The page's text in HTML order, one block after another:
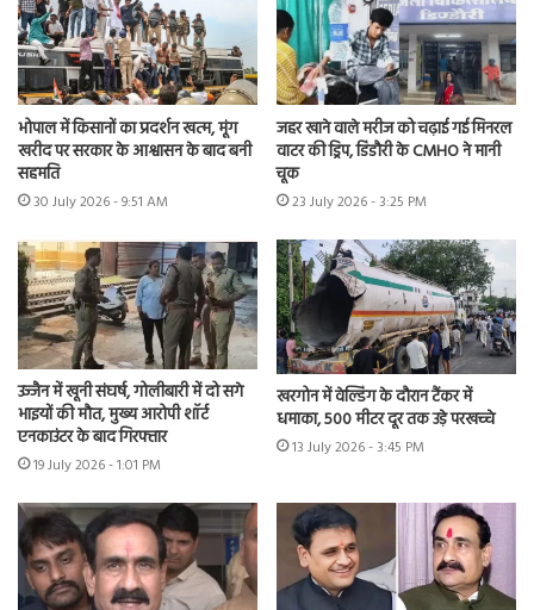
भोपाल में किसानों का प्रदर्शन खत्म, मूंग
खरीद पर सरकार के आश्वासन के बाद बनी
सहमति
30 July 2026 - 9:51 AM
जहर खाने वाले मरीज को चढ़ाई गई मिनरल
वाटर की ड्रिप, डिंडौरी के CMHO ने मानी
चूक
23 July 2026 - 3:25 PM
उज्जैन में खूनी संघर्ष, गोलीबारी में दो सगे
भाइयों की मौत, मुख्य आरोपी शॉर्ट
एनकाउंटर के बाद गिरफ्तार
19 July 2026 - 1:01 PM
खरगोन में वेल्डिंग के दौरान टैंकर में
धमाका, 500 मीटर दूर तक उड़े परखच्चे
13 July 2026 - 3:45 PM